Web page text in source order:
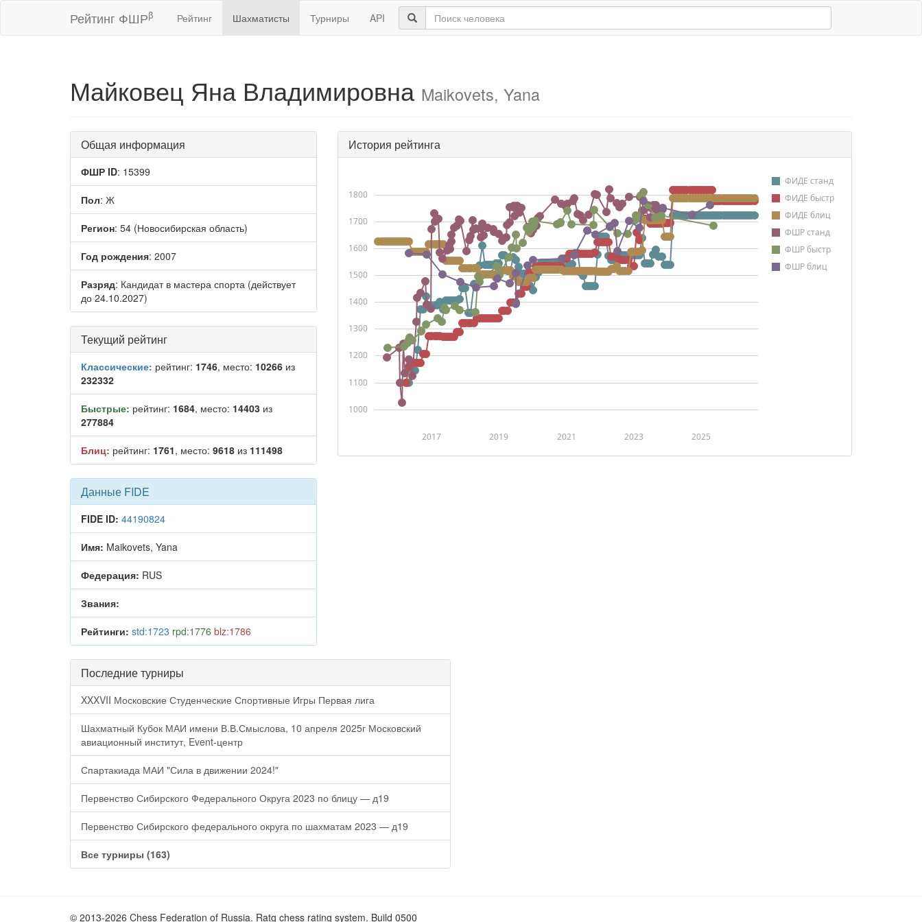
Рейтинг ФШРβ Рейтинг Шахматисты Турниры API
Майковец Яна Владимировна Maikovets, Yana
Общая информация
ФШР ID: 15399
Пол: Ж
Регион: 54 (Новосибирская область)
Год рождения: 2007
Разряд: Кандидат в мастера спорта (действует
до 24.10.2027)
Текущий рейтинг
Классические: рейтинг: 1746, место: 10266 из
232332
Быстрые: рейтинг: 1684, место: 14403 из
277884
Блиц: рейтинг: 1761, место: 9618 из 111498
Данные FIDE
FIDE ID: 44190824
Имя: Maikovets, Yana
Федерация: RUS
Звания:
Рейтинги: std:1723 rpd:1776 blz:1786
История рейтинга
ФИДЕ станд
ФИДЕ быстр
ФИДЕ блиц
ФШР станд
ФШР быстр
ФШР блиц
2017 2019 2021 2023 2025
1000
1100
1200
1300
1400
1500
1600
1700
1800
Последние турниры
XXXVII Московские Студенческие Спортивные Игры Первая лига
Шахматный Кубок МАИ имени В.В.Смыслова, 10 апреля 2025г Московский
авиационный институт, Event-центр
Спартакиада МАИ "Сила в движении 2024!"
Первенство Сибирского Федерального Округа 2023 по блицу — д19
Первенство Сибирского федерального округа по шахматам 2023 — д19
Все турниры (163)
© 2013-2026 Chess Federation of Russia. Ratg chess rating system. Build 0500